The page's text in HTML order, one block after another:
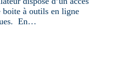
boite à outils en ligne
En…